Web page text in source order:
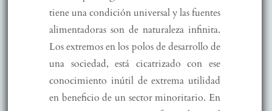
tiene una condición universal y las fuentes
alimentadoras son de naturaleza infinita.
Los extremos en los polos de desarrollo de
una sociedad, está cicatrizado con ese
conocimiento inútil de extrema utilidad
en beneficio de un sector minoritario. En